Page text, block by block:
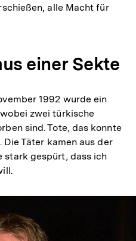
alle Macht für
einer Sekte
1992 wurde ein
zwei türkische
sind. Tote, das konnte
Täter kamen aus der
stark gespürt, dass ich